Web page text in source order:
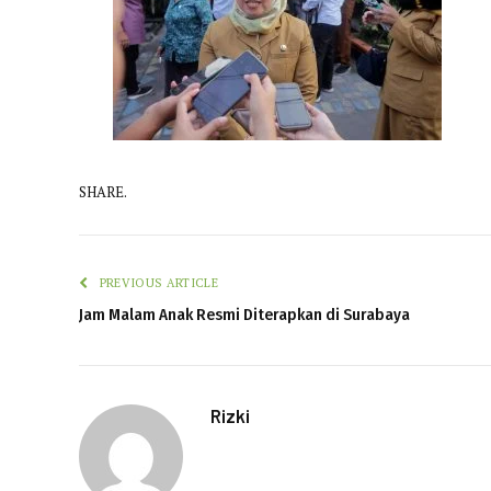
SHARE.
PREVIOUS ARTICLE
Jam Malam Anak Resmi Diterapkan di Surabaya
Rizki